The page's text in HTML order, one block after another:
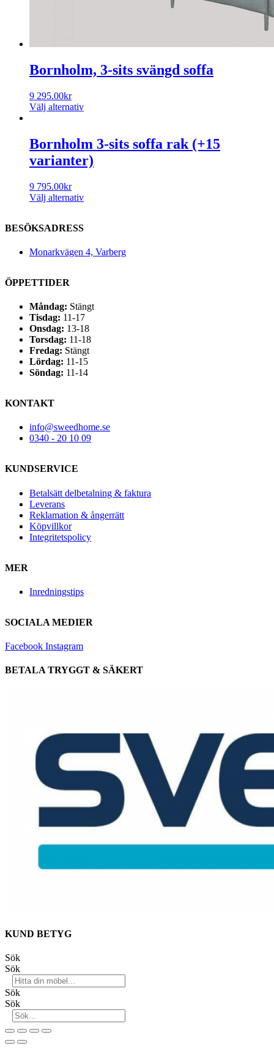
Bornholm, 3-sits svängd soffa
9 295.00kr
Välj alternativ
Bornholm 3-sits soffa rak (+15
varianter)
9 795.00kr
Välj alternativ
BESÖKSADRESS
Monarkvägen 4, Varberg
ÖPPETTIDER
Måndag: Stängt
Tisdag: 11-17
Onsdag: 13-18
Torsdag: 11-18
Fredag: Stängt
Lördag: 11-15
Söndag: 11-14
KONTAKT
info@sweedhome.se
0340 - 20 10 09
KUNDSERVICE
Betalsätt delbetalning & faktura
Leverans
Reklamation & ångerrätt
Köpvillkor
Integritetspolicy
MER
Inredningstips
SOCIALA MEDIER
Facebook Instagram
BETALA TRYGGT & SÄKERT
KUND BETYG
Sök
Sök
Sök
Sök